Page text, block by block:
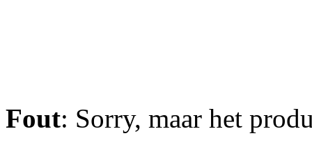
Fout: Sorry, maar het